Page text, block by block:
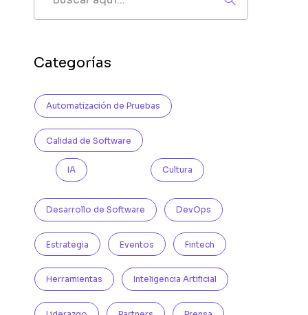
Categorías
Automatización de Pruebas
Calidad de Software
IA Cultura
Desarrollo de Software DevOps
Estrategia Eventos Fintech
Herramientas Inteligencia Artificial